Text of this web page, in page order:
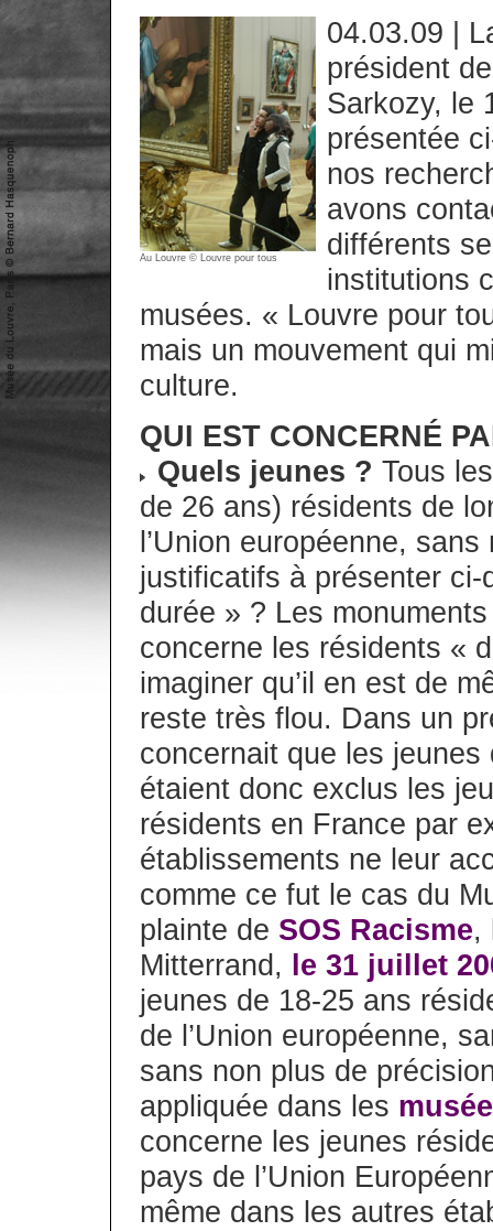
Au Louvre © Louvre pour tous
04.03.09 |
président
Sarkozy, le
présentée
nos
avons
différents
institutions
musées. « Louvre pour
mais un mouvement qui
culture.
QUI EST CONCERNÉ
Quels jeunes ? Tous
de 26 ans) résidents de
l’Union européenne,
justificatifs à présenter
durée » ? Les
concerne les résidents «
imaginer qu’il en est de
reste très flou. Dans un
concernait que les jeunes
étaient donc exclus les
résidents en France par
établissements ne leur
comme ce fut le cas du
plainte de SOS Racisme,
Mitterrand,
le 31 juillet
jeunes de 18-25 ans
de l’Union européenne,
sans non plus de
appliquée dans les
concerne les jeunes
pays de l’Union
même dans les autres